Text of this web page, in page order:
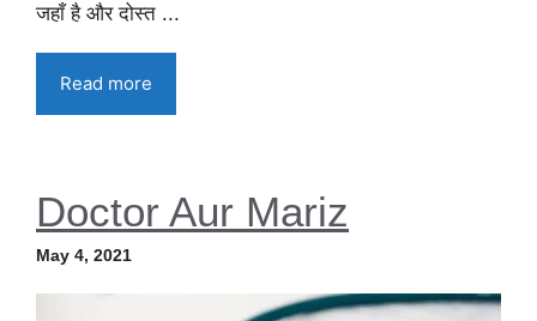
जहाँ है और दोस्त ...
Read more
Doctor Aur Mariz
May 4, 2021